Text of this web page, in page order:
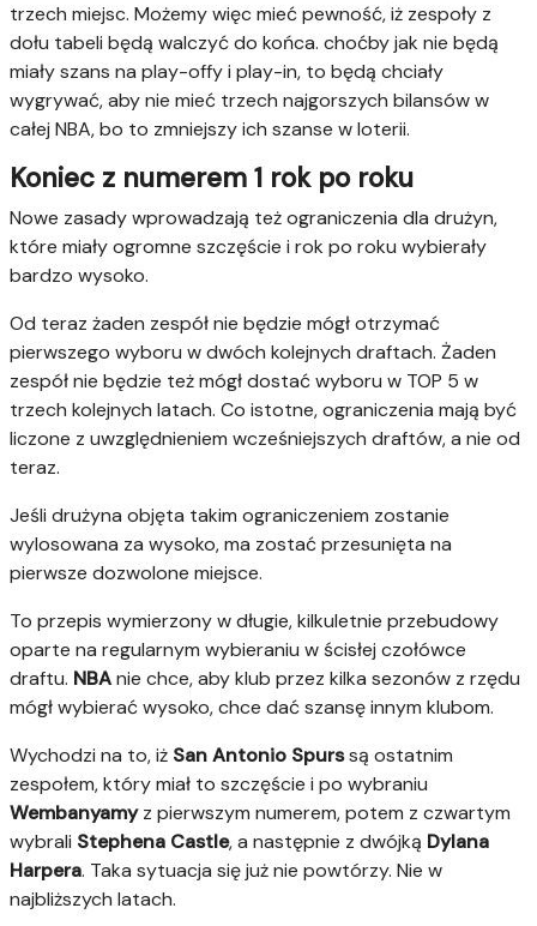
trzech miejsc. Możemy więc mieć pewność, iż zespoły z
dołu tabeli będą walczyć do końca. choćby jak nie będą
miały szans na play-offy i play-in, to będą chciały
wygrywać, aby nie mieć trzech najgorszych bilansów w
całej NBA, bo to zmniejszy ich szanse w loterii.
Koniec z numerem 1 rok po roku
Nowe zasady wprowadzają też ograniczenia dla drużyn,
które miały ogromne szczęście i rok po roku wybierały
bardzo wysoko.
Od teraz żaden zespół nie będzie mógł otrzymać
pierwszego wyboru w dwóch kolejnych draftach. Żaden
zespół nie będzie też mógł dostać wyboru w TOP 5 w
trzech kolejnych latach. Co istotne, ograniczenia mają być
liczone z uwzględnieniem wcześniejszych draftów, a nie od
teraz.
Jeśli drużyna objęta takim ograniczeniem zostanie
wylosowana za wysoko, ma zostać przesunięta na
pierwsze dozwolone miejsce.
To przepis wymierzony w długie, kilkuletnie przebudowy
oparte na regularnym wybieraniu w ścisłej czołówce
draftu. NBAnie chce, aby klub przez kilka sezonów z rzędu
mógł wybierać wysoko, chce dać szansę innym klubom.
Wychodzi na to, iż San Antonio Spurssą ostatnim
zespołem, który miał to szczęście i po wybraniu
Wembanyamyz pierwszym numerem, potem z czwartym
wybrali Stephena Castle, a następnie z dwójką Dylana
Harpera. Taka sytuacja się już nie powtórzy. Nie w
najbliższych latach.